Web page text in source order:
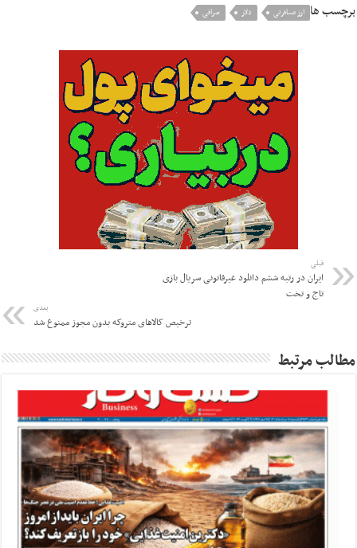
برچسب ها ارز مسافرتی دلار صرافی
قبلی
ایران در رتبه ششم دانلود غیرقانونی سریال بازی
تاج و تخت
بعدی
ترخیص کالاهای متروکه بدون مجوز ممنوع شد
مطالب مرتبط